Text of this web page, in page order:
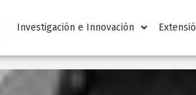
Investigación e Innovación